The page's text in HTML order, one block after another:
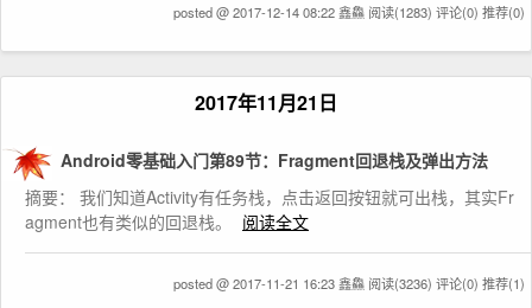
posted @ 2017-12-14 08:22 鑫鱻 阅读(1283) 评论(0) 推荐(0)
2017年11月21日
Android零基础入门第89节：Fragment回退栈及弹出方法
摘要： 我们知道Activity有任务栈，点击返回按钮就可出栈，其实Fr
agment也有类似的回退栈。
阅读全文
posted @ 2017-11-21 16:23 鑫鱻 阅读(3236) 评论(0) 推荐(1)